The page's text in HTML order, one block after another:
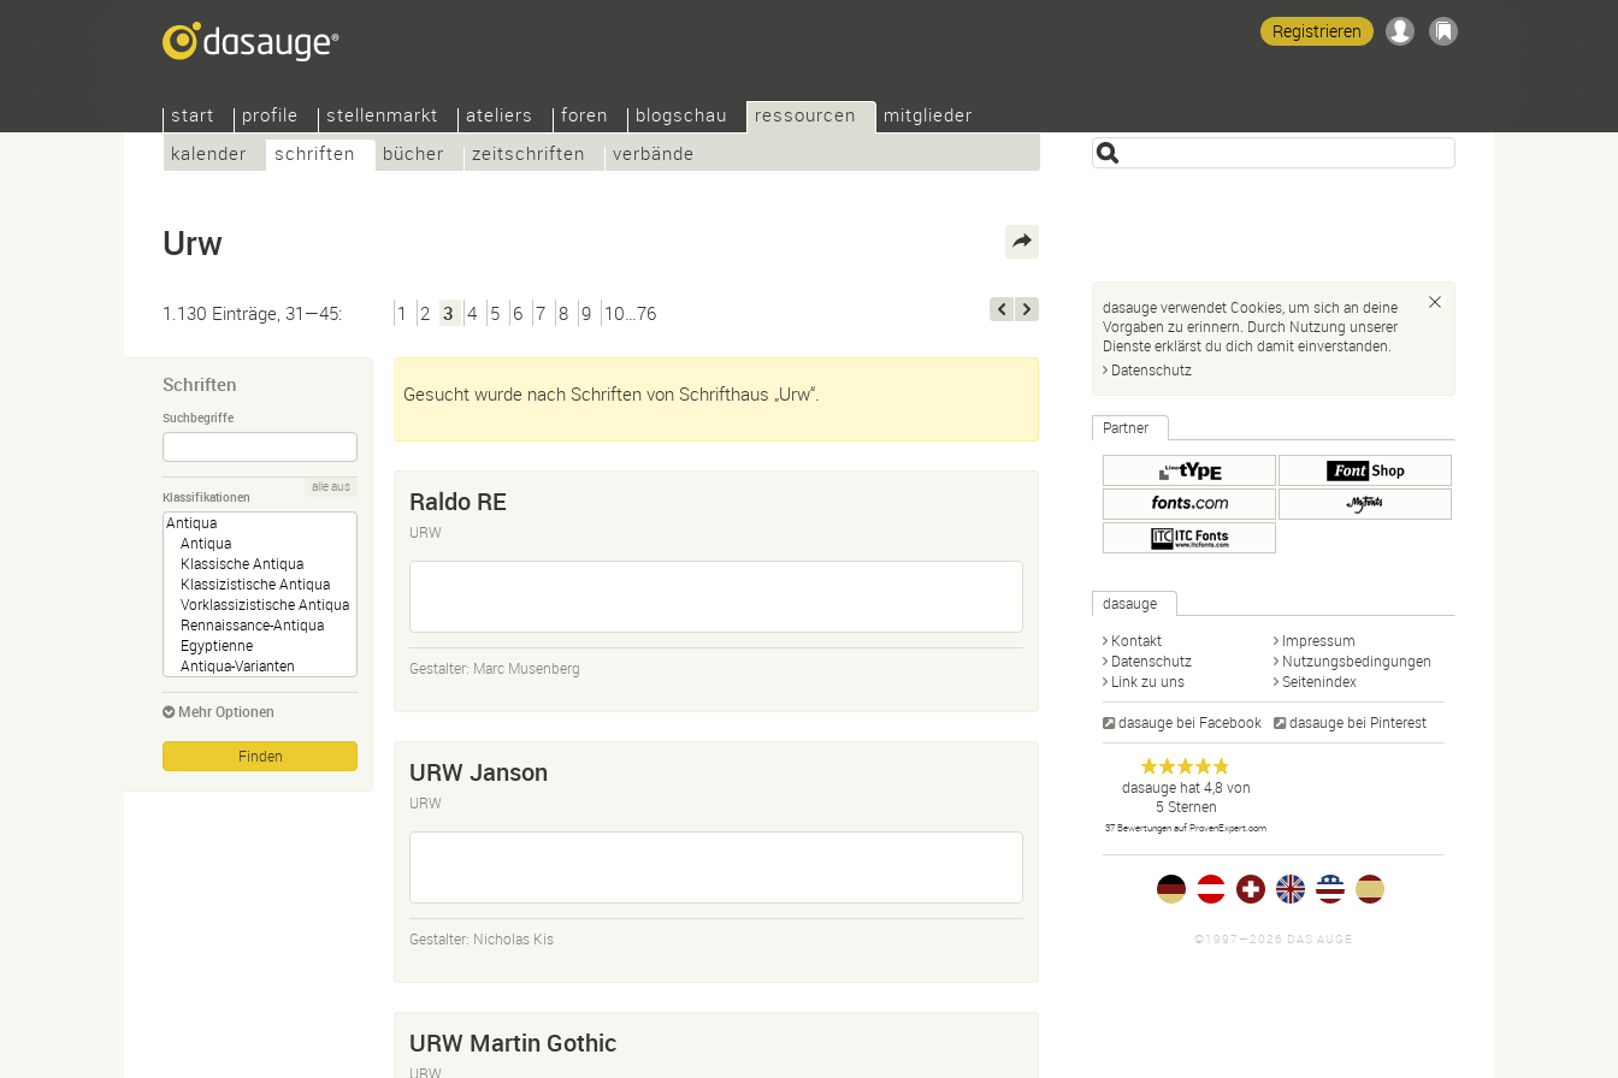
start profile stellenmarkt ateliers foren blogschau
ressourcen
kalender
schriften bücher zeitschriften verbände
mitglieder
Registrieren
Urw
1.130 Einträge, 31—45: 1 2 3 4 5 6 7 8 9 10…76
Schriften
Suchbegriffe
Klassifikationen
alle aus
Mehr Optionen
Gesucht wurde nach Schriften von Schrifthaus „Urw“.
Raldo RE
URW
Gestalter: Marc Musenberg
URW Janson
URW
Gestalter: Nicholas Kis
URW Martin Gothic
URW
dasauge verwendet Cookies, um sich an deine
Vorgaben zu erinnern. Durch Nutzung unserer
Dienste erklärst du dich damit einverstanden.
Datenschutz
Partner
dasauge
Kontakt
Impressum
Datenschutz
Nutzungsbedingungen
Link zu uns
Seitenindex
dasauge bei Facebook dasauge bei Pinterest
dasauge
Designer,
Fotografen,
Agenturen,
Portfolios
und Jobs.
Anonym
dasaugehat4,8 von
5 Sternen
37 Bewertungen auf ProvenExpert.com
©1997—2026 DAS AUGE